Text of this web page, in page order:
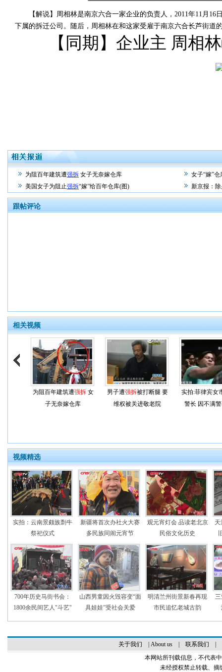
【解说】周相林是南京六合一家企业的负责人，2011年11月16
下属的拆迁公司。随后，周相林在和这家受雇于南京六合长芦街道
【同期】企业主 周相林
为阻百年建筑遭强拆 女子无奈嫁仓库
女子“嫁”
美国女子为阻止强拆“嫁”给百年仓库(图) 新京报：
跟帖评论
相关视频
为阻百年建筑遭强拆女
子无奈嫁仓库
男子遭强拆被打断腿 要
维权被关进敬老院
实拍:菲律宾女
警长 因不满
视频精选
实拍：云南景颇族剽牛
祭祀仪式
新疆将首次办社火大赛
多民族同闹元宵节
观元宵灯会 品读老北京
民俗文化历史
天
700年历史马街书会：
1800余民间艺人"斗艺"
山西男童因火毁容变“面
具娃娃”受社会关爱
明清兰州街景新春再现
市民追忆老城古韵
关于我们 About us| 联系我们
本网站所刊载信息，不代表
未经授权禁止转载、摘